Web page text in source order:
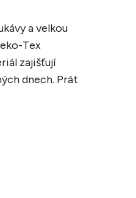
a velkou
Tex
zajišťují
dnech. Prát